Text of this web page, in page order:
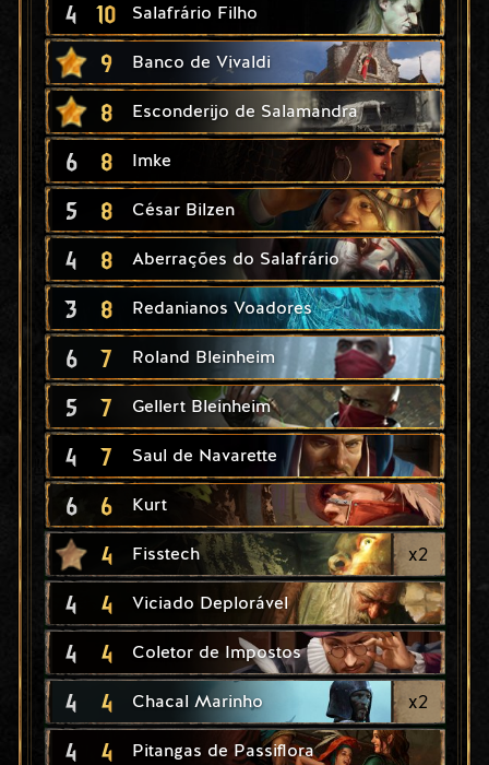
4 10 Salafrário Filho
9 Banco de Vivaldi
8 Esconderijo de Salamandra
6 8 Imke
5 8 César Bilzen
4 8 Aberrações do Salafrário
3 8 Redanianos Voadores
6 7 Roland Bleinheim
5 7 Gellert Bleinheim
4 7 Saul de Navarette
6 6 Kurt
4 Fisstech x2
4 4 Viciado Deplorável
4 4 Coletor de Impostos
4 4 Chacal Marinho x2
4 4 Pitangas de Passiflora